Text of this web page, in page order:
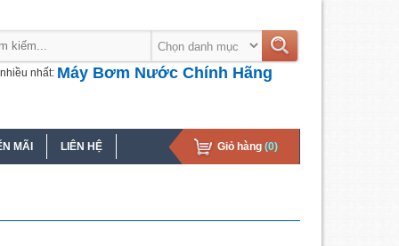
nhất: Máy Bơm Nước Chính Hãng
MÃI LIÊN HỆ Giỏ hàng (0)